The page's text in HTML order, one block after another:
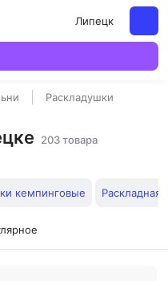
Липецк
Раскладушки
203 товара
кемпинговые Раскладная